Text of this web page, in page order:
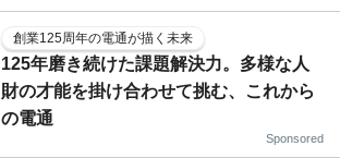
創業125周年の電通が描く未来
125年磨き続けた課題解決力。多様な人
財の才能を掛け合わせて挑む、これから
の電通
Sponsored